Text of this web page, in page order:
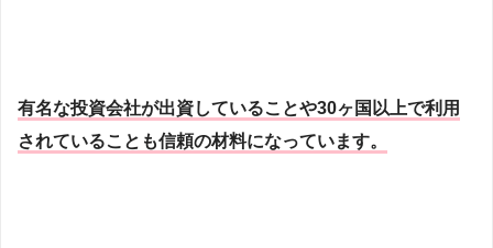
有名な投資会社が出資していることや30ヶ国以上で利用
されていることも信頼の材料になっています。